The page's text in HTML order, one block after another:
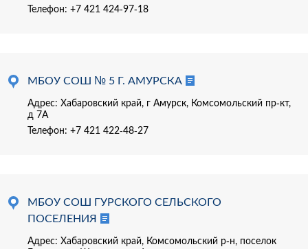
Телефон: +7 421 424-97-18
МБОУ СОШ № 5 Г. АМУРСКА
Адрес: Хабаровский край, г Амурск, Комсомольский пр-кт,
д 7А
Телефон: +7 421 422-48-27
МБОУ СОШ ГУРСКОГО СЕЛЬСКОГО
ПОСЕЛЕНИЯ
Адрес: Хабаровский край, Комсомольский р-н, поселок